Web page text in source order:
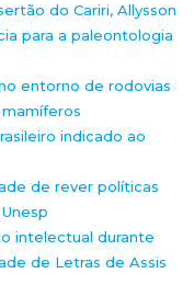
do Cariri, Allysson
para a paleontologia
entorno de rodovias
indicado ao
de rever políticas
intelectual durante
de Letras de Assis